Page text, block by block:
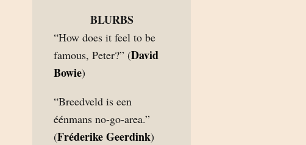
BLURBS
“How does it feel to be
famous, Peter?” (David
Bowie)
“Breedveld is een
éénmans no-go-area.”
(Fréderike Geerdink)